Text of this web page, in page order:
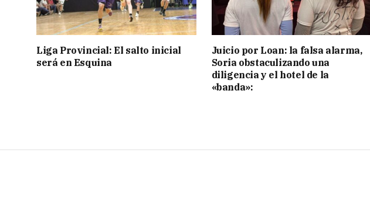
Liga Provincial: El salto inicial
será en Esquina
Juicio por Loan: la falsa alarma,
Soria obstaculizando una
diligencia y el hotel de la
«banda»: